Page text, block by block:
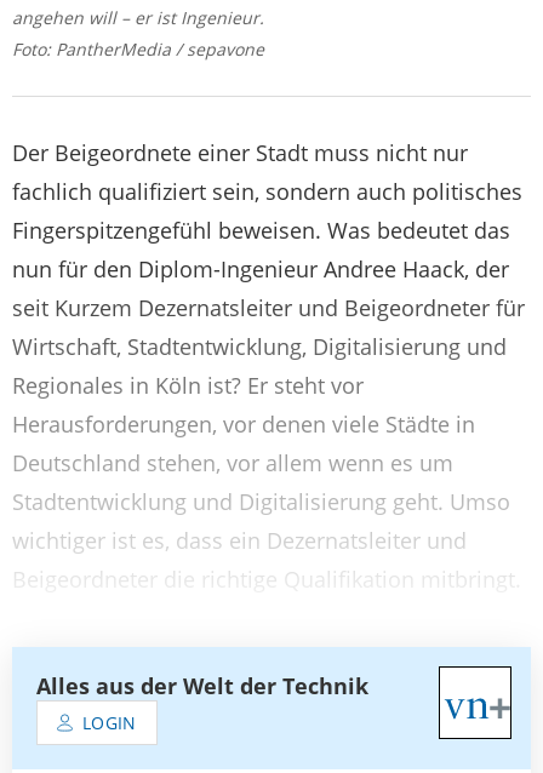
angehen will – er ist Ingenieur.
Foto: PantherMedia / sepavone
Der Beigeordnete einer Stadt muss nicht nur
fachlich qualifiziert sein, sondern auch politisches
Fingerspitzengefühl beweisen. Was bedeutet das
nun für den Diplom-Ingenieur Andree Haack, der
seit Kurzem Dezernatsleiter und Beigeordneter für
Wirtschaft, Stadtentwicklung, Digitalisierung und
Regionales in Köln ist? Er steht vor
Herausforderungen, vor denen viele Städte in
Deutschland stehen, vor allem wenn es um
Stadtentwicklung und Digitalisierung geht. Umso
wichtiger ist es, dass ein Dezernatsleiter und
Beigeordneter die richtige Qualifikation mitbringt.
Alles aus der Welt der Technik
LOGIN